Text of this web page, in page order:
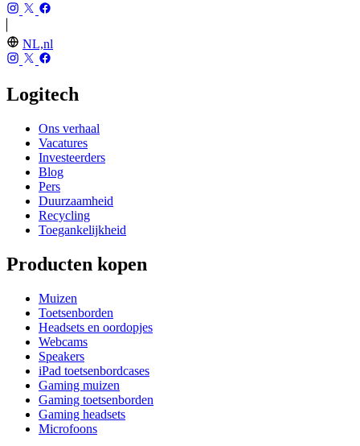
NL,nl
Logitech
Ons verhaal
Vacatures
Investeerders
Blog
Pers
Duurzaamheid
Recycling
Toegankelijkheid
Producten kopen
Muizen
Toetsenborden
Headsets en oordopjes
Webcams
Speakers
iPad toetsenbordcases
Gaming muizen
Gaming toetsenborden
Gaming headsets
Microfoons